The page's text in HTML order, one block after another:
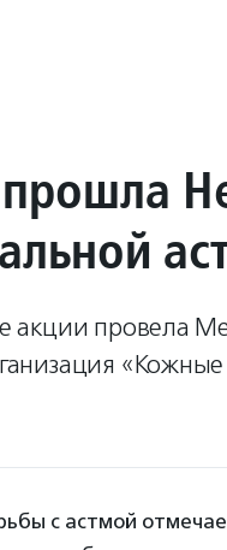
акции провела
с астмой